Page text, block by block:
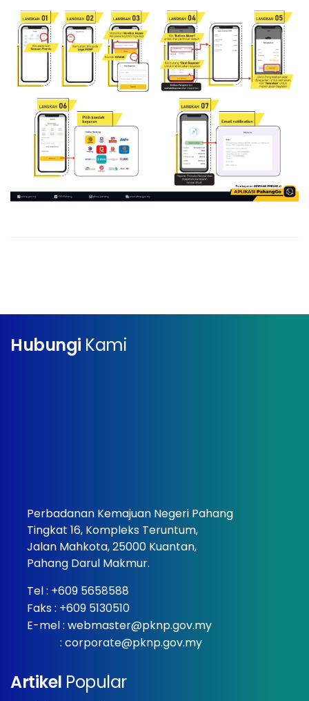
Hubungi Kami
Perbadanan Kemajuan Negeri Pahang
Tingkat 16, Kompleks Teruntum,
Jalan Mahkota, 25000 Kuantan,
Pahang Darul Makmur.
Tel : +609 5658588
Faks : +609 5130510
E-mel : webmaster@pknp.gov.my
: corporate@pknp.gov.my
Artikel Popular